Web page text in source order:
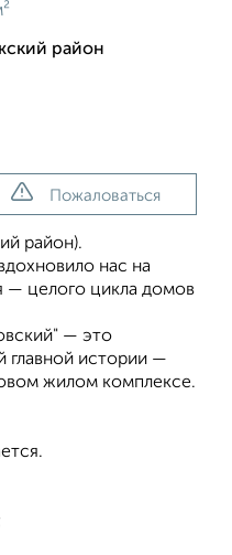
район
Пожаловаться
район).
нас на
— целого цикла домов
— это
главной истории —
жилом комплексе.